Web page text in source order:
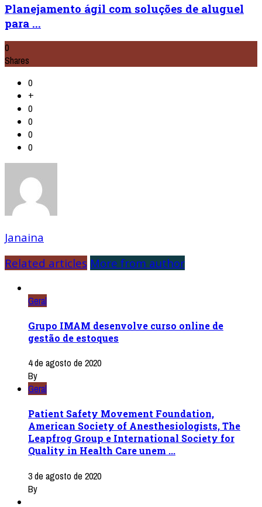
Planejamento ágil com soluções de aluguel
para ...
0
Shares
0
+
0
0
0
0
Janaina
Related articles More from author
Geral
Grupo IMAM desenvolve curso online de
gestão de estoques
4 de agosto de 2020
By
Geral
Patient Safety Movement Foundation,
American Society of Anesthesiologists, The
Leapfrog Group e International Society for
Quality in Health Care unem ...
3 de agosto de 2020
By